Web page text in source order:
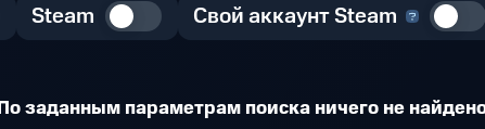
Steam Свой аккаунт Steam
заданным параметрам поиска ничего не